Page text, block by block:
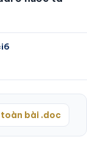
bài .doc